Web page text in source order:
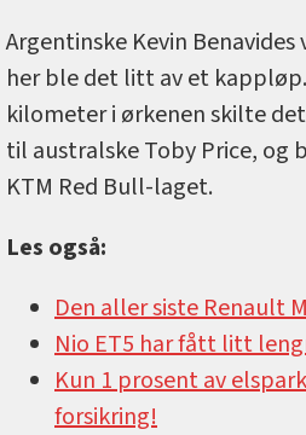
Argentinske Kevin Benavides
her ble det litt av et
kilometer i ørkenen skilte
til australske Toby Price, og
KTM Red Bull-laget.
Les også:
Den aller siste Renault
Nio ET5 har fått litt
Kun 1 prosent av
forsikring!